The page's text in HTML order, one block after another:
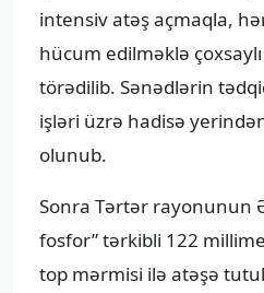
intensiv atəş açmaqla,
hücum edilməklə
törədilib. Sənədlərin
işləri üzrə hadisə
olunub.
Sonra Tərtər rayonunun
fosfor” tərkibli 122
top mərmisi ilə atəşə